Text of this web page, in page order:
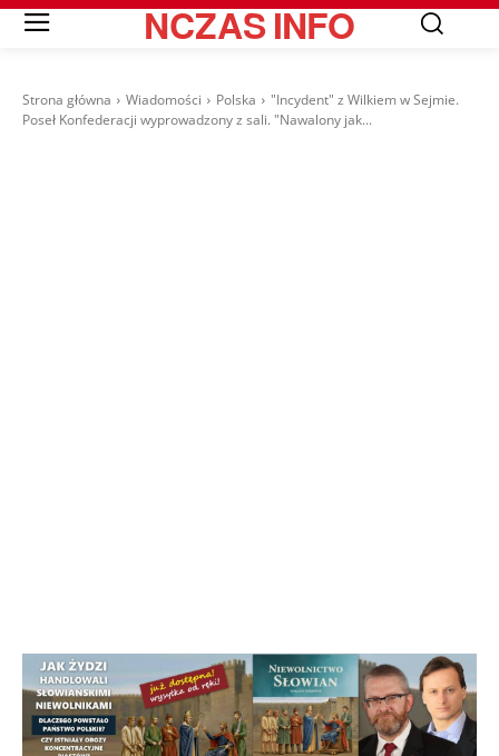
NCZASINFO
Strona główna Wiadomości Polska
"Incydent" z Wilkiem w Sejmie.
Poseł Konfederacji wyprowadzony z sali. "Nawalony jak...